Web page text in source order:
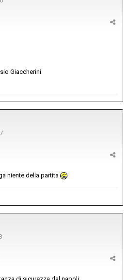
Giaccherini
niente della partita